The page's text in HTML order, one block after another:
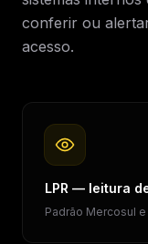
conferir ou
acesso.
LPR — leitura
Padrão Mercosul